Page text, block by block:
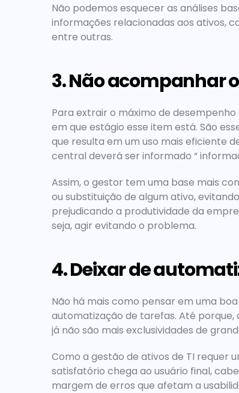
Não podemos esquecer as análises
informações relacionadas aos ativos,
entre outras.
3. Não acompanhar
Para extrair o máximo de
em que estágio esse item está. São
que resulta em um uso mais eficiente
central deverá ser informado “
Assim, o gestor tem uma base mais
ou substituição de algum ativo,
prejudicando a produtividade da
seja, agir evitando o problema.
4. Deixar de
Não há mais como pensar em uma
automatização de tarefas. Até
já não são mais exclusividades de
Como a gestão de ativos de TI requer
satisfatório chega ao usuário final,
margem de erros que afetam a